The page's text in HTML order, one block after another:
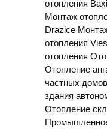
отопления
Монтаж
Drazice
отопления
отопления
Отопление
частных
здания
Отопление